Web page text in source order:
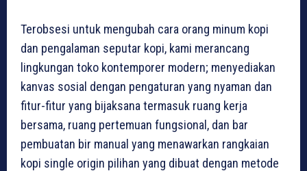
Terobsesi untuk mengubah cara orang minum kopi
dan pengalaman seputar kopi, kami merancang
lingkungan toko kontemporer modern; menyediakan
kanvas sosial dengan pengaturan yang nyaman dan
fitur-fitur yang bijaksana termasuk ruang kerja
bersama, ruang pertemuan fungsional, dan bar
pembuatan bir manual yang menawarkan rangkaian
kopi single origin pilihan yang dibuat dengan metode